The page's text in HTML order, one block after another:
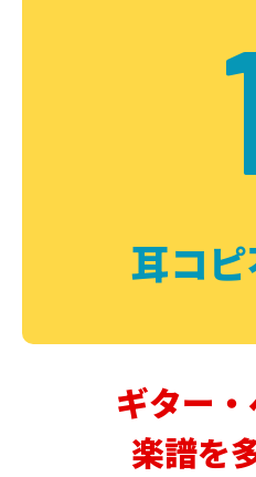
耳コピ
ギター
楽譜を